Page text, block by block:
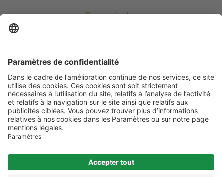
En savoir plus
Abonnez-vous à notre newsletter
Informez-moi
substituent en aucun cas à la consultation des professionnels de santé